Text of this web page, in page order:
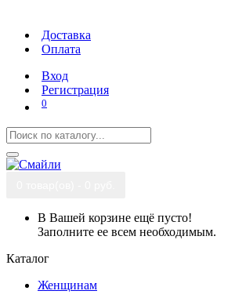
Доставка
Оплата
Вход
Регистрация
0
В Вашей корзине ещё пусто!
Заполните ее всем необходимым.
Каталог
Женщинам